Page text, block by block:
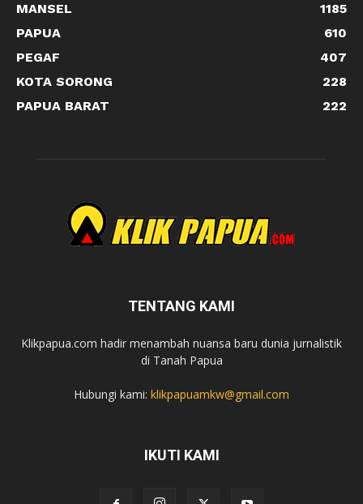
MANSEL
1185
PAPUA
610
PEGAF
407
KOTA SORONG
228
PAPUA BARAT
222
TENTANG KAMI
Klikpapua.com hadir menambah nuansa baru dunia jurnalistik
di Tanah Papua
Hubungi kami: klikpapuamkw@gmail.com
IKUTI KAMI